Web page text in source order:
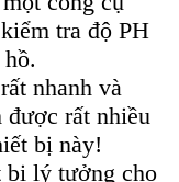
tra độ PH
nhanh và
được rất nhiều
bị này!
lý tưởng cho